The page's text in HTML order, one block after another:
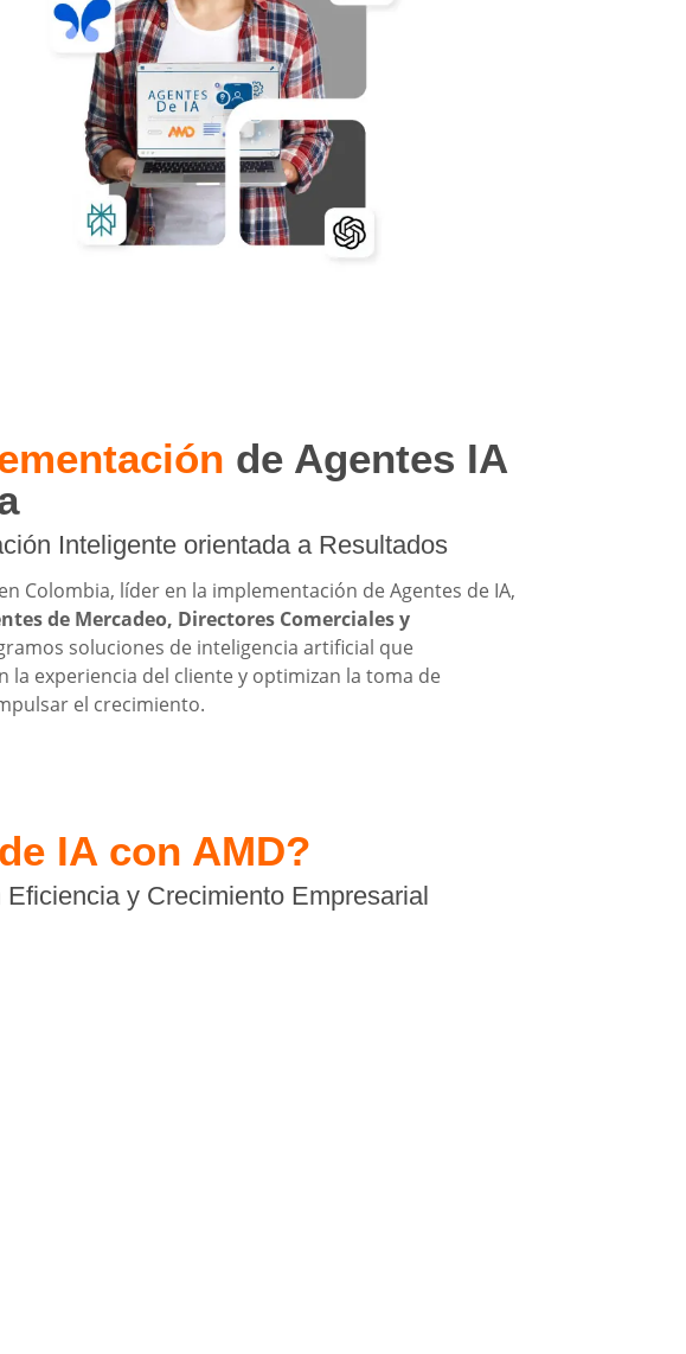
de Agentes IA
Inteligente orientada a Resultados
Colombia, líder en la implementación de Agentes de IA,
de Mercadeo, Directores Comerciales y
soluciones de inteligencia artificial que
experiencia del cliente y optimizan la toma de
el crecimiento.
IA con AMD?
y Crecimiento Empresarial